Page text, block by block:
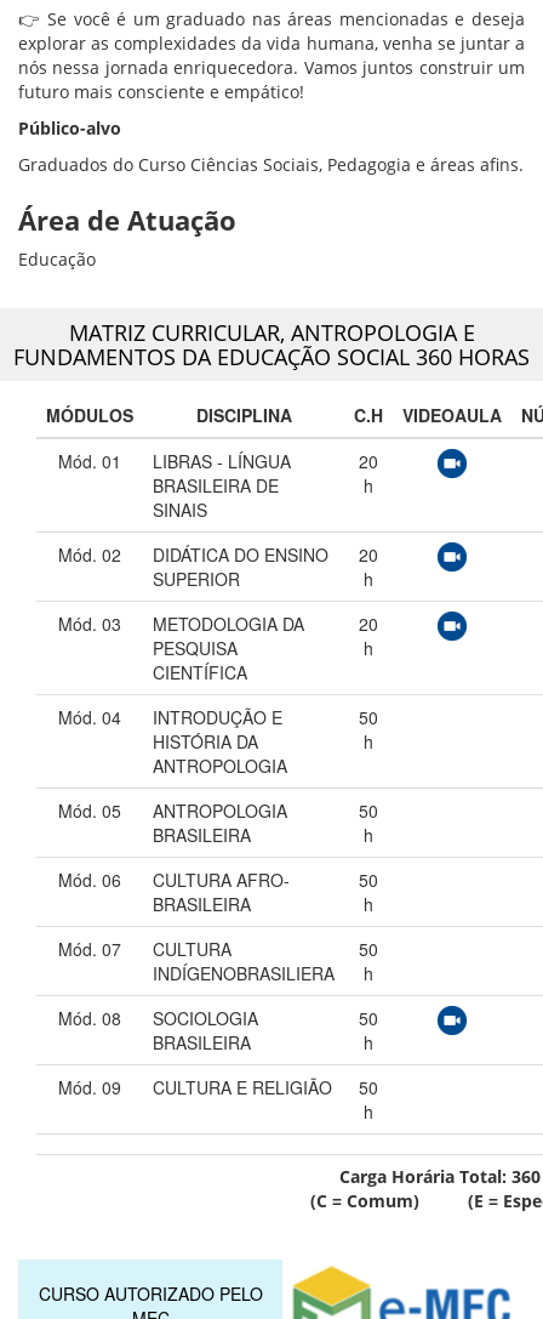
👉 Se você é um graduado nas áreas mencionadas e deseja
explorar as complexidades da vida humana, venha se juntar a
nós nessa jornada enriquecedora. Vamos juntos construir um
futuro mais consciente e empático!
Público-alvo
Graduados do Curso Ciências Sociais, Pedagogia e áreas afins.
Área de Atuação
Educação
MATRIZ CURRICULAR, ANTROPOLOGIA E
FUNDAMENTOS DA EDUCAÇÃO SOCIAL 360 HORAS
MÓDULOS DISCIPLINA C.H VIDEOAULA
Mód. 01
LIBRAS - LÍNGUA
BRASILEIRA DE
SINAIS
20
h
Mód. 02
DIDÁTICA DO ENSINO
SUPERIOR
20
h
Mód. 03
METODOLOGIA DA
PESQUISA
CIENTÍFICA
20
h
Mód. 04
INTRODUÇÃO E
HISTÓRIA DA
ANTROPOLOGIA
50
h
Mód. 05
ANTROPOLOGIA
BRASILEIRA
50
h
Mód. 06
CULTURA AFRO-
BRASILEIRA
50
h
Mód. 07
CULTURA
INDÍGENOBRASILIERA
50
h
Mód. 08
SOCIOLOGIA
BRASILEIRA
50
h
Mód. 09
CULTURA E RELIGIÃO
50
h
Carga Horária Total: 360
(C = Comum) (E =
CURSO AUTORIZADO PELO